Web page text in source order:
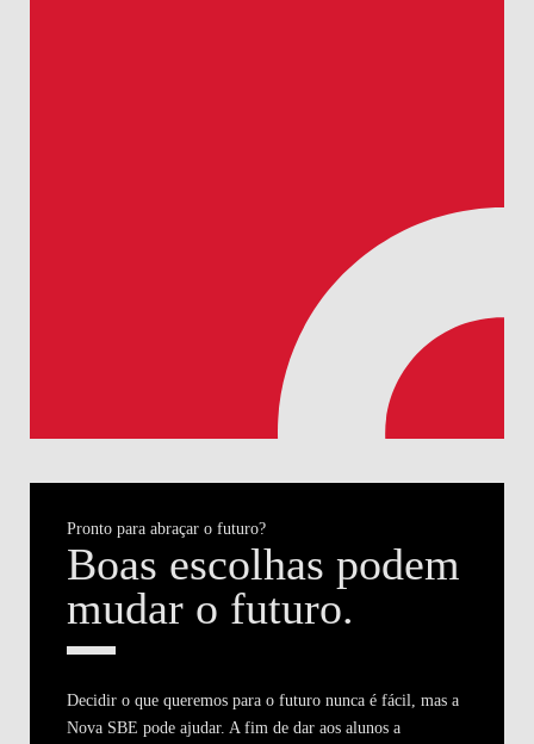
Pronto para abraçar o futuro?
Boas escolhas podem
mudar o futuro.
Decidir o que queremos para o futuro nunca é fácil, mas a
Nova SBE pode ajudar. A fim de dar aos alunos a